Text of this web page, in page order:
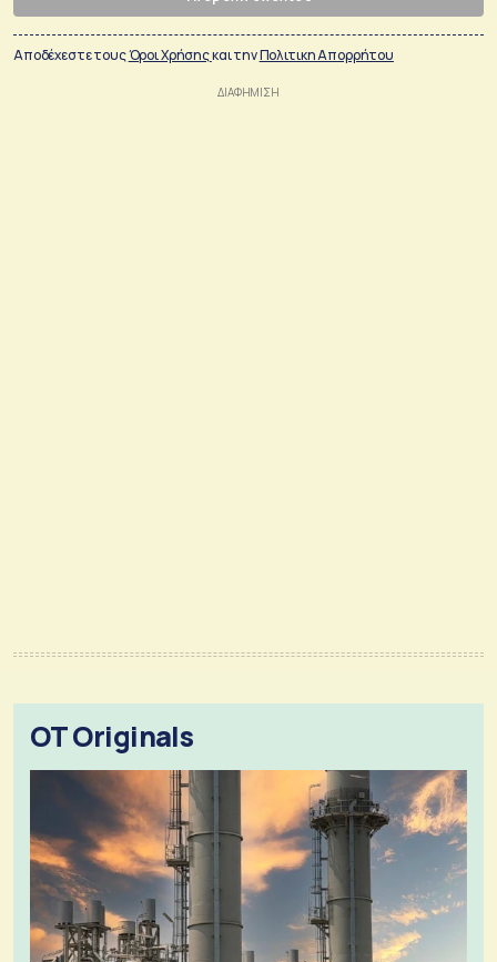
Αποδέχεστε τουςΌροι Χρήσηςκαι τηνΠολιτικη Απορρήτου
OT Originals